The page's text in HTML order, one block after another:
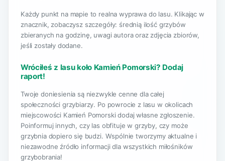
Każdy punkt na mapie to realna wyprawa do lasu. Klikając w
znacznik, zobaczysz szczegóły: średnią ilość grzybów
zbieranych na godzinę, uwagi autora oraz zdjęcia zbiorów,
jeśli zostały dodane.
Wróciłeś z lasu koło Kamień Pomorski? Dodaj
raport!
Twoje doniesienia są niezwykle cenne dla całej
społeczności grzybiarzy. Po powrocie z lasu w okolicach
miejscowości Kamień Pomorski dodaj własne zgłoszenie.
Poinformuj innych, czy las obfituje w grzyby, czy może
grzybnia dopiero się budzi. Wspólnie tworzymy aktualne i
niezawodne źródło informacji dla wszystkich miłośników
grzybobrania!